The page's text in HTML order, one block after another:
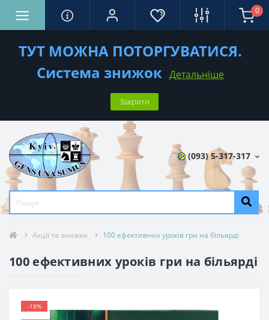
ТУТ МОЖНА ПОТОРГУВАТИСЯ.
Система знижок Детальніше
Закрити
0
(093) 5-317-317
Акції та знижки 100 ефективних уроків гри на більярді
100 ефективних уроків гри на більярді
-18%